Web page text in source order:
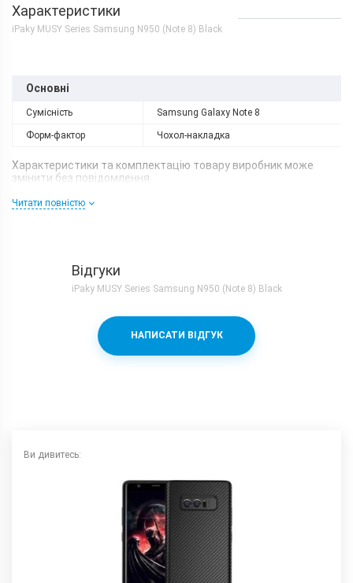
Характеристики
iPaky MUSY Series Samsung N950 (Note 8) Black
Основні
Сумісність Samsung Galaxy Note 8
Форм-фактор Чохол-накладка
Характеристики та комплектацію товару виробник може
змінити без повідомлення.
Читати повністю
Відгуки
iPaky MUSY Series Samsung N950 (Note 8) Black
НАПИСАТИ ВІДГУК
Ви дивитесь: